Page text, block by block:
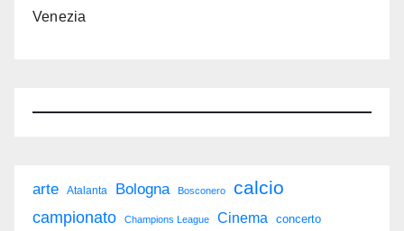
Venezia
arte Atalanta Bologna Bosconero calcio
campionato Champions League Cinema concerto